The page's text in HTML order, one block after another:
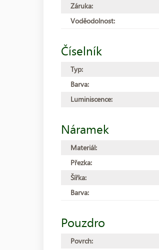
Záruka:
Voděodolnost:
Číselník
Typ:
Barva:
Luminiscence:
Náramek
Materiál:
Přezka:
Šířka:
Barva:
Pouzdro
Povrch: